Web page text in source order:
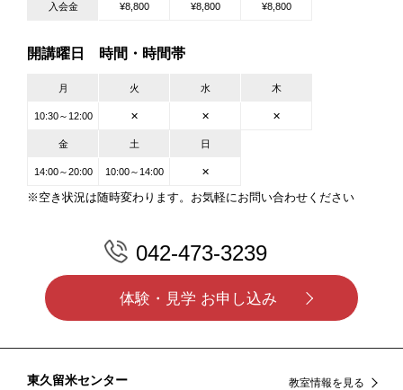
入会金 ¥8,800 ¥8,800 ¥8,800
開講曜日 時間・時間帯
月 火 水 木
10:30～12:00 ✕ ✕ ✕
金 土 日
14:00～20:00 10:00～14:00 ✕
※空き状況は随時変わります。お気軽にお問い合わせください
042-473-3239
体験・見学 お申し込み
東久留米センター 教室情報を見る